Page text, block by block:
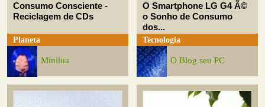
Consumo Consciente -
Reciclagem de CDs
Planeta
Minilua
O Smartphone LG G4 Ã©
o Sonho de Consumo
dos...
Tecnologia
O Blog seu PC